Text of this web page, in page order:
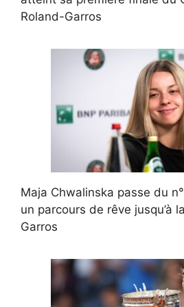
Roland-Garros
Maja Chwalinska passe du
un parcours de rêve jusqu’à
Garros